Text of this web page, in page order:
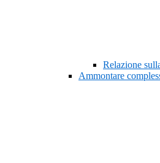
Relazione
Ammontare